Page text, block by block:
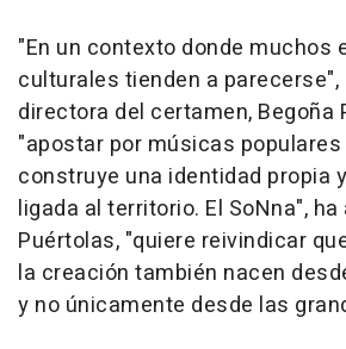
"En un contexto donde muchos
culturales tienden a parecerse",
directora del certamen, Begoña
"apostar por músicas populares
construye una identidad propia
ligada al territorio. El SoNna",
Puértolas, "quiere reivindicar
la creación también nacen
y no únicamente desde las